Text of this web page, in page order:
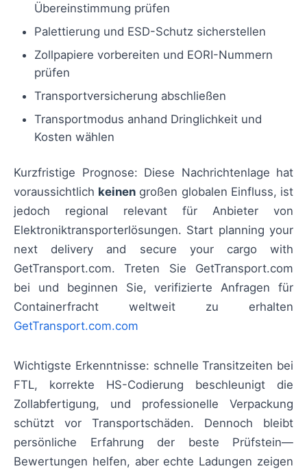
Übereinstimmung prüfen
Palettierung und ESD-Schutz sicherstellen
Zollpapiere vorbereiten und EORI-Nummern
prüfen
Transportversicherung abschließen
Transportmodus anhand Dringlichkeit und
Kosten wählen
Kurzfristige Prognose: Diese Nachrichtenlage hat
voraussichtlich keinen großen globalen Einfluss, ist
jedoch regional relevant für Anbieter von
Elektroniktransporterlösungen. Start planning your
next delivery and secure your cargo with
GetTransport.com. Treten Sie GetTransport.com
bei und beginnen Sie, verifizierte Anfragen für
Containerfracht weltweit zu erhalten
GetTransport.com.com
Wichtigste Erkenntnisse: schnelle Transitzeiten bei
FTL, korrekte HS-Codierung beschleunigt die
Zollabfertigung, und professionelle Verpackung
schützt vor Transportschäden. Dennoch bleibt
persönliche Erfahrung der beste Prüfstein—
Bewertungen helfen, aber echte Ladungen zeigen